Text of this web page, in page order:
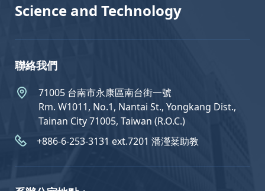
Science and Technology
聯絡我們
71005 台南市永康區南台街一號
Rm. W1011, No.1, Nantai St., Yongkang Dist.,
Tainan City 71005, Taiwan (R.O.C.)
+886-6-253-3131 ext.7201 潘瀅棻助教